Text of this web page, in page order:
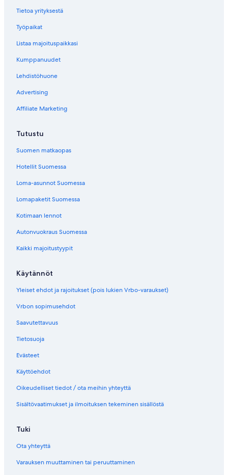
a
s
o
d
M
n
d
i
u
a
a
a
a
i
k
i
Tietoa yrityksestä
Työpaikat
Listaa majoituspaikkasi
Kumppanuudet
Lehdistöhuone
Advertising
Affiliate Marketing
Tutustu
Suomen matkaopas
Hotellit Suomessa
Loma-asunnot Suomessa
Lomapaketit Suomessa
Kotimaan lennot
Autonvuokraus Suomessa
Kaikki majoitustyypit
Käytännöt
Yleiset ehdot ja rajoitukset (pois lukien Vrbo-varaukset)
Vrbon sopimusehdot
Saavutettavuus
Tietosuoja
Evästeet
Käyttöehdot
Oikeudelliset tiedot / ota meihin yhteyttä
Sisältövaatimukset ja ilmoituksen tekeminen sisällöstä
Tuki
Ota yhteyttä
Varauksen muuttaminen tai peruuttaminen